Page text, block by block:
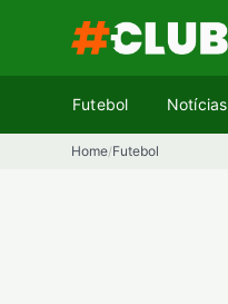
conteúdo
Futebol Notícias
Home/Futebol